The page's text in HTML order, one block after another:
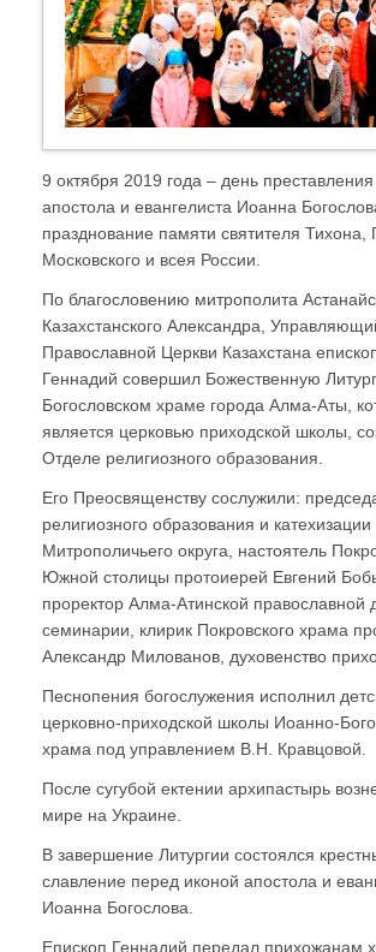
9 октября 2019 года – день преставления
апостола и евангелиста Иоанна
празднование памяти святителя Тихона,
Московского и всея России.
По благословению митрополита
Казахстанского Александра,
Православной Церкви Казахстана
Геннадий совершил Божественную
Богословском храме города Алма-Аты,
является церковью приходской школы,
Отделе религиозного образования.
Его Преосвященству сослужили:
религиозного образования и катехизации
Митрополичьего округа, настоятель
Южной столицы протоиерей Евгений
проректор Алма-Атинской православной
семинарии, клирик Покровского храма
Александр Милованов, духовенство
Песнопения богослужения исполнил
церковно-приходской школы Иоанно-
храма под управлением В.Н. Кравцовой.
После сугубой ектении архипастырь
мире на Украине.
В завершение Литургии состоялся
славление перед иконой апостола и
Иоанна Богослова.
Епископ Геннадий передал прихожанам